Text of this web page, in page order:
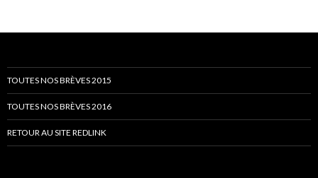
TOUTES NOS BRÈVES 2015
TOUTES NOS BRÈVES 2016
RETOUR AU SITE REDLINK